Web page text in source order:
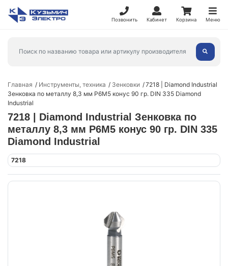
Позвонить Кабинет Корзина Меню
Главная Инструменты, техника Зенковки
7218 | Diamond Industrial
Зенковка по металлу 8,3 мм P6M5 конус 90 гр. DIN 335 Diamond
Industrial
7218 | Diamond Industrial Зенковка по
металлу 8,3 мм P6M5 конус 90 гр. DIN 335
Diamond Industrial
7218